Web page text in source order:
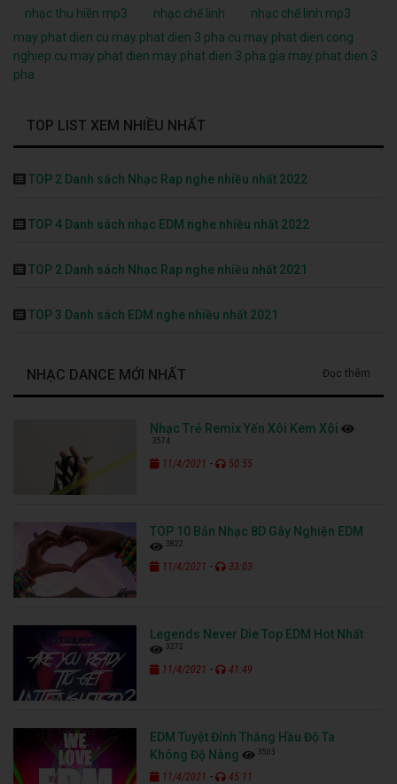
nhạc thu hiền mp3 nhạc chế linh
nhạc chế linh mp3
may phat dien cu may phat dien 3 pha cu may phat dien cong
nghiep cu may phat dien may phat dien 3 pha gia may phat dien 3
pha
TOP LIST XEM NHIỀU NHẤT
TOP 2 Danh sách Nhạc Rap nghe nhiều nhất 2022
TOP 4 Danh sách nhạc EDM nghe nhiều nhất 2022
TOP 2 Danh sách Nhạc Rap nghe nhiều nhất 2021
TOP 3 Danh sách EDM nghe nhiều nhất 2021
NHẠC DANCE MỚI NHẤT Đọc thêm
Nhạc Trẻ Remix Yến Xôi Kem Xôi
3574
11/4/2021 - 50:55
TOP 10 Bản Nhạc 8D Gây Nghiện EDM
3822
11/4/2021 - 33:03
Legends Never Die Top EDM Hot Nhất
3272
11/4/2021 - 41:49
EDM Tuyệt Đỉnh Thằng Hầu Độ Ta
Không Độ Nàng
3503
11/4/2021 - 45:11